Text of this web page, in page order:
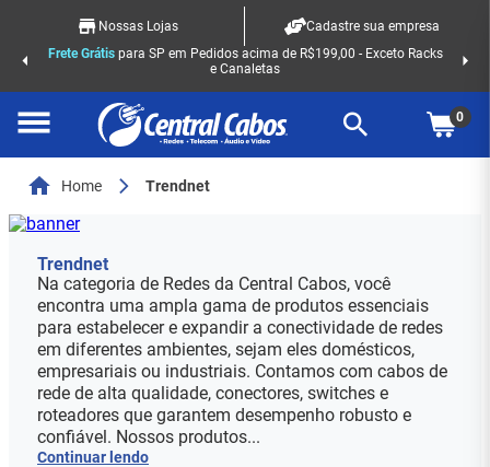
Nossas Lojas
Cadastre sua empresa
Frete Grátispara SP em Pedidos acima de R$199,00 - Exceto Racks
e Canaletas
0
Home Trendnet
Trendnet
Na categoria de Redes da Central Cabos, você
encontra uma ampla gama de produtos essenciais
para estabelecer e expandir a conectividade de redes
em diferentes ambientes, sejam eles domésticos,
empresariais ou industriais. Contamos com cabos de
rede de alta qualidade, conectores, switches e
roteadores que garantem desempenho robusto e
confiável. Nossos produtos...
Continuar lendo